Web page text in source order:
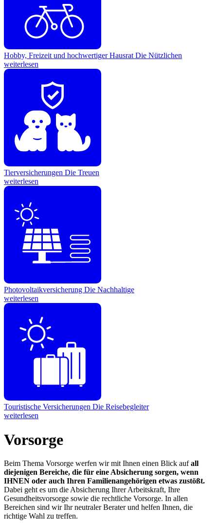
Hobby, Freizeit und hochwertiger Hausrat Die Nützlichen
weiterlesen
Tierversicherungen Die Treuen
weiterlesen
Photovoltaikversicherung Die Nachhaltige
weiterlesen
Touristische Versicherungen Die Reisebegleiter
weiterlesen
Vorsorge
Beim Thema Vorsorge werfen wir mit Ihnen einen Blick aufall
diejenigen Bereiche, die für eine Absicherung sorgen, wenn
IHNEN oder auch Ihren Familienangehörigen etwas zustößt.
Dabei geht es um die Absicherung Ihrer Arbeitskraft, Ihre
Gesundheitsvorsorge sowie die rechtliche Vorsorge. In allen
Bereichen sind wir Ihr neutraler Berater und helfen Ihnen, die
richtige Wahl zu treffen.